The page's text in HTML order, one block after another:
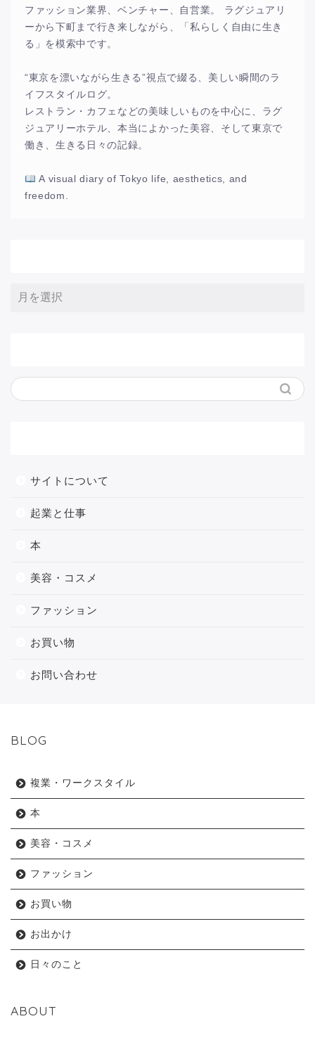
ファッション業界、ベンチャー、自営業。 ラグジュアリ
ーから下町まで行き来しながら、「私らしく自由に生き
る」を模索中です。
“東京を漂いながら生きる”視点で綴る、美しい瞬間のラ
イフスタイルログ。
レストラン・カフェなどの美味しいものを中心に、ラグ
ジュアリーホテル、本当によかった美容、そして東京で
働き、生きる日々の記録。
A visual diary of Tokyo life, aesthetics, and
freedom.
サイトについて
起業と仕事
本
美容・コスメ
ファッション
お買い物
お問い合わせ
BLOG
複業・ワークスタイル
本
美容・コスメ
ファッション
お買い物
お出かけ
日々のこと
ABOUT